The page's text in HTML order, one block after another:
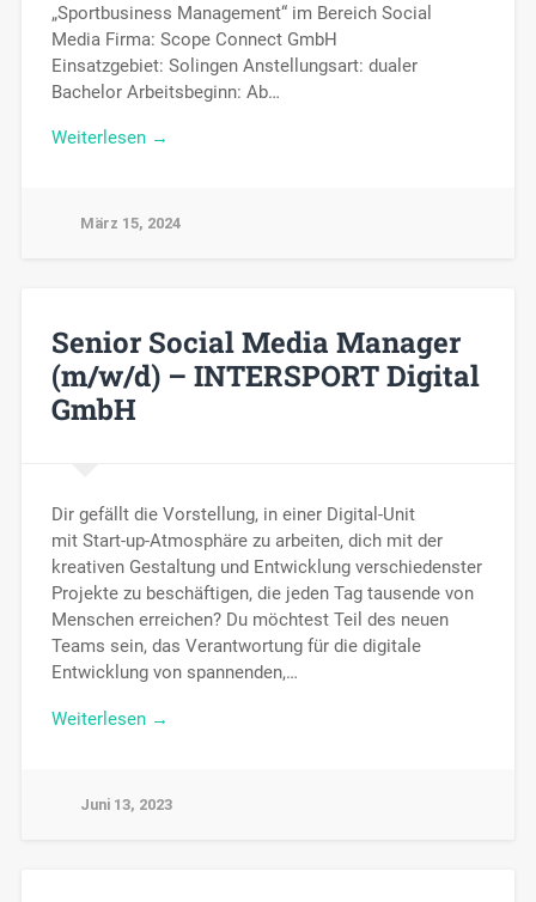
„Sportbusiness Management“ im Bereich Social
Media Firma: Scope Connect GmbH
Einsatzgebiet: Solingen Anstellungsart: dualer
Bachelor Arbeitsbeginn: Ab…
Weiterlesen →
März 15, 2024
Senior Social Media Manager
(m/w/d) – INTERSPORT Digital
GmbH
Dir gefällt die Vorstellung, in einer Digital-Unit
mit Start-up-Atmosphäre zu arbeiten, dich mit der
kreativen Gestaltung und Entwicklung verschiedenster
Projekte zu beschäftigen, die jeden Tag tausende von
Menschen erreichen? Du möchtest Teil des neuen
Teams sein, das Verantwortung für die digitale
Entwicklung von spannenden,…
Weiterlesen →
Juni 13, 2023